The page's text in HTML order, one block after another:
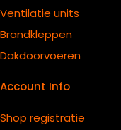
Ventilatie units
Brandkleppen
Dakdoorvoeren
Account Info
Shop registratie